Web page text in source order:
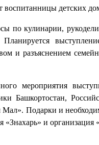
воспитанницы детских
по кулинарии,
и разъяснением
мероприятия
Башкортостан,
Подарки и
«Знахарь» и организация